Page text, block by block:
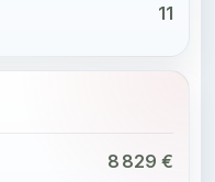
11
8 829 €